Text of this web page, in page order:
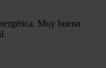
Muy buena